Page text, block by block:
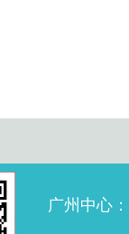
广州中心：